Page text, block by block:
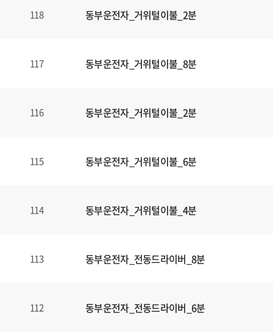
118 동부운전자_거위털이불_2분
117 동부운전자_거위털이불_8분
116 동부운전자_거위털이불_2분
115 동부운전자_거위털이불_6분
114 동부운전자_거위털이불_4분
113 동부운전자_전동드라이버_8분
112 동부운전자_전동드라이버_6분